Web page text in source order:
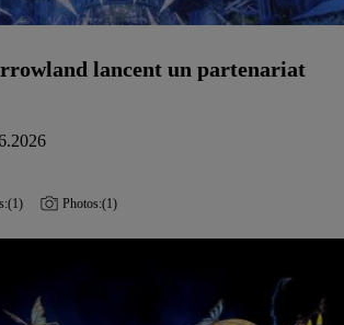
lancent un partenariat
(1) Photos:(1)